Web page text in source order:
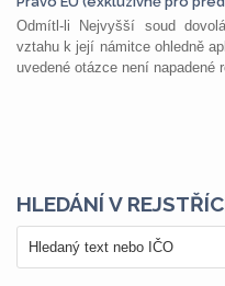
Odmítl-li Nejvyšší soud
vztahu k její námitce ohledně
uvedené otázce není napadené
HLEDÁNÍ V